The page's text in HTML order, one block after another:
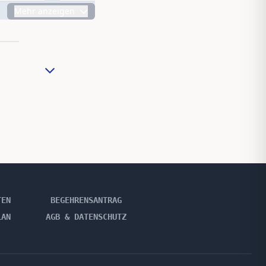
BEGEHRENSANTRAG
AGB & DATENSCHUTZ